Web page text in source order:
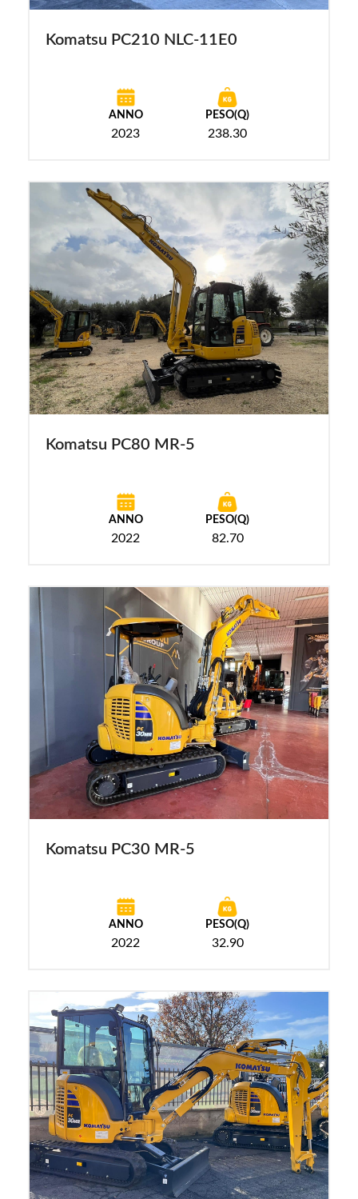
Komatsu PC210 NLC-11E0
ANNO
2023
PESO(Q)
238.30
Komatsu PC80 MR-5
ANNO
2022
PESO(Q)
82.70
Komatsu PC30 MR-5
ANNO
2022
PESO(Q)
32.90